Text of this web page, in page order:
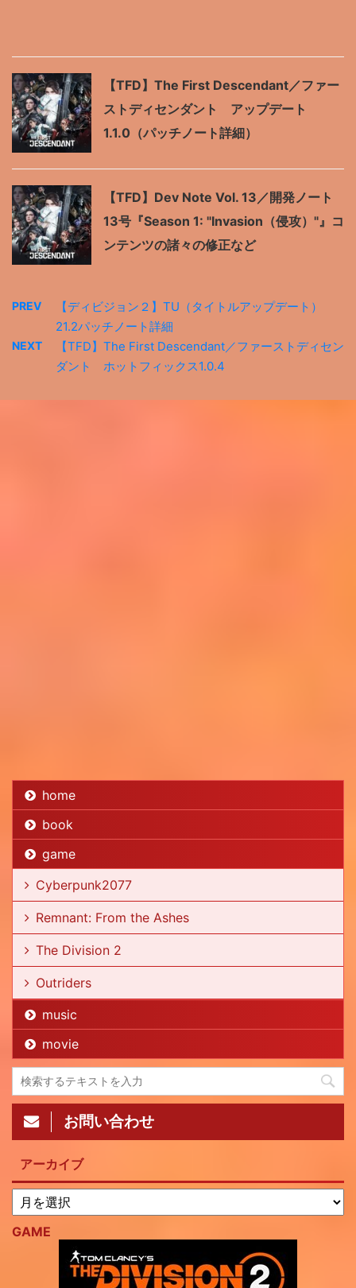
【TFD】The First Descendant／ファー
ストディセンダント アップデート
1.1.0（パッチノート詳細）
【TFD】Dev Note Vol. 13／開発ノート
13号『Season 1: "Invasion（侵攻）"』コ
ンテンツの諸々の修正など
PREV
【ディビジョン２】TU（タイトルアップデート）
21.2パッチノート詳細
NEXT
【TFD】The First Descendant／ファーストディセン
ダント ホットフィックス1.0.4
home
book
game
Cyberpunk2077
Remnant: From the Ashes
The Division 2
Outriders
music
movie
お問い合わせ
アーカイブ
GAME